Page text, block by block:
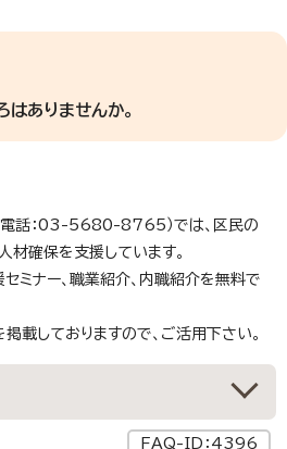
はありませんか。
電話：03-5680-8765）では、区民の
確保を支援しています。
ミナー、職業紹介、内職紹介を無料で
載しておりますので、ご活用下さい。
FAQ-ID：4396